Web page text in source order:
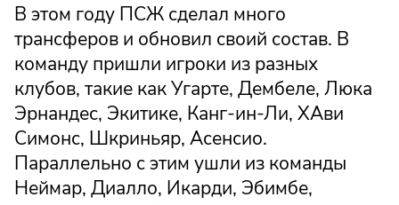
В этом году ПСЖ сделал много
трансферов и обновил своий состав. В
команду пришли игроки из разных
клубов, такие как Угарте, Дембеле, Люка
Эрнандес, Экитике, Канг-ин-Ли, ХАви
Симонс, Шкриньяр, Асенсио.
Параллельно с этим ушли из команды
Неймар, Диалло, Икарди, Эбимбе,